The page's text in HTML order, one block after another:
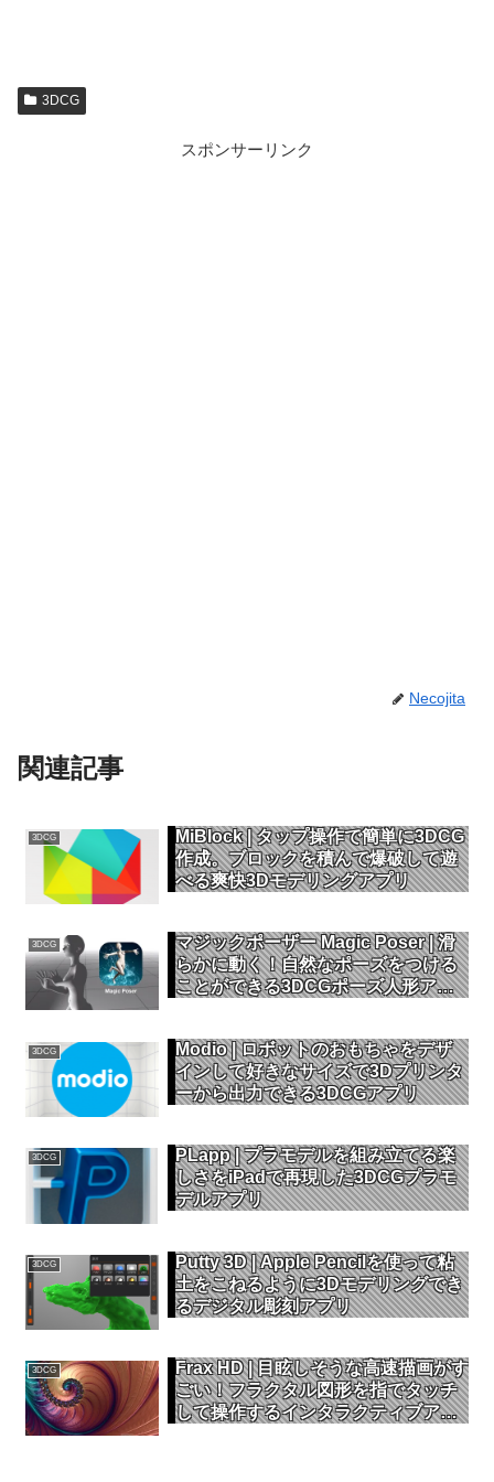
3DCG
スポンサーリンク
Necojita
関連記事
3DCG
MiBlock | タップ操作で簡単に3DCG
作成。ブロックを積んで爆破して遊
べる爽快3Dモデリングアプリ
3DCG
マジックポーザー Magic Poser | 滑
らかに動く！自然なポーズをつける
ことができる3DCGポーズ人形アプ
3DCG
Modio | ロボットのおもちゃをデザ
インして好きなサイズで3Dプリンタ
ーから出力できる3DCGアプリ
3DCG
PLapp | プラモデルを組み立てる楽
しさをiPadで再現した3DCGプラモ
デルアプリ
3DCG
Putty 3D | Apple Pencilを使って粘
土をこねるように3Dモデリングでき
るデジタル彫刻アプリ
3DCG
Frax HD | 目眩しそうな高速描画がす
ごい！フラクタル図形を指でタッチ
して操作するインタラクティブアー